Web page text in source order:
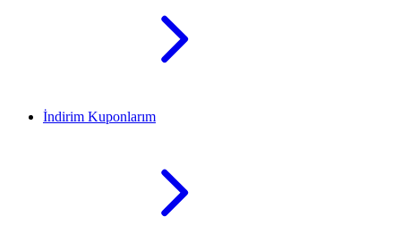
İndirim Kuponlarım